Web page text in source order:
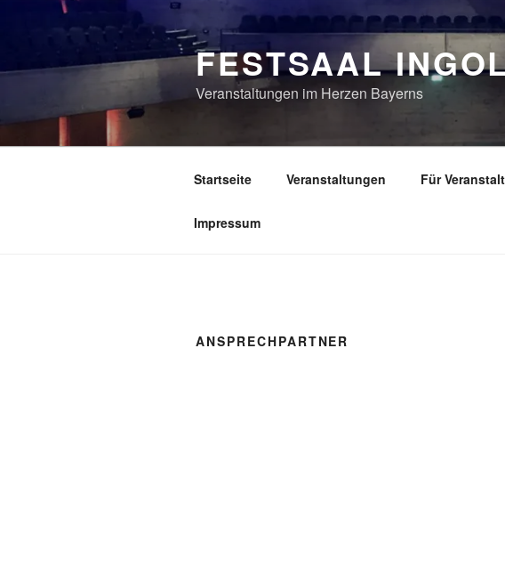
FESTSAAL
Veranstaltungen im Herzen Bayerns
Startseite Veranstaltungen Für
Impressum
ANSPRECHPARTNER